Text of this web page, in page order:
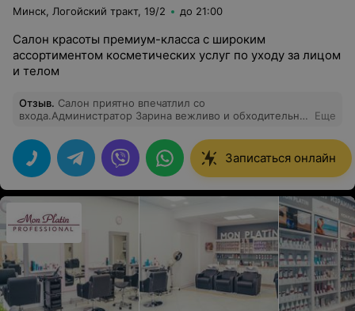
Минск, Логойский тракт, 19/2 до 21:00
Салон красоты премиум-класса с широким
ассортиментом косметических услуг по уходу за лицом
и телом
Отзыв. Салон приятно впечатлил со
входа.Администратор Зарина вежливо и обходительно
атмосфера. Вся процедура шоколадного обертывания
приятно захватывает и приносит нереальное
удовольствие на каждом этапе. Никогда бы не
подумала, что кожа может испытывать такое
удовольствие! Приятно было и скрабирование, и сама
маска для тела, которая благоухает шоколадом, и
после процедуры - крем, который косметолог Наталья
в конце. Уютная атмосфера, аромат кофе и шоколада! И
благодаря этой процедуре я открыла для себя,
наверное, новый этап в своей жизни! Спасибо,
"Эгоистка", я приду еще! :)
Еще
Записаться онлайн